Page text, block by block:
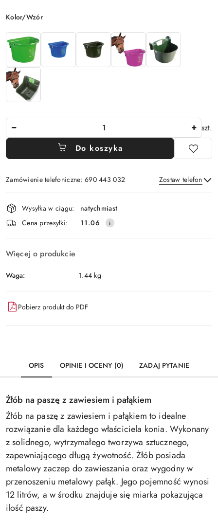
Wariant
Kolor/Wzór
szt.
Do koszyka
Zamówienie telefoniczne: 690 443 032 Zostaw telefon
Wyślij
Dostępność
i
dostawa
Wysyłka w ciągu:
natychmiast
Cena przesyłki:
11.06
Więcej o produkcie
Waga: 1.44 kg
Pobierz produkt do PDF
OPIS OPINIE I OCENY (0) ZADAJ PYTANIE
Żłób na paszę z zawiesiem i pałąkiem
Żłób na paszę z zawiesiem i pałąkiem to idealne
rozwiązanie dla każdego właściciela konia. Wykonany
z solidnego, wytrzymałego tworzywa sztucznego,
zapewniającego długą żywotność. Żłób posiada
metalowy zaczep do zawieszania oraz wygodny w
przenoszeniu metalowy pałąk. Jego pojemność wynosi
12 litrów, a w środku znajduje się miarka pokazująca
ilość paszy.